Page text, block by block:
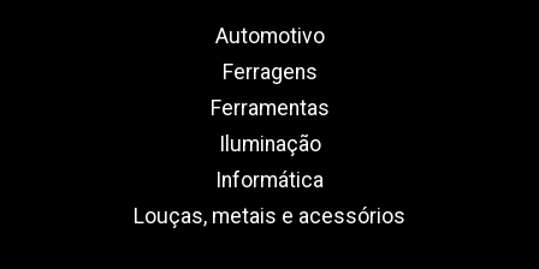
Automotivo
Ferragens
Ferramentas
Iluminação
Informática
Louças, metais e acessórios